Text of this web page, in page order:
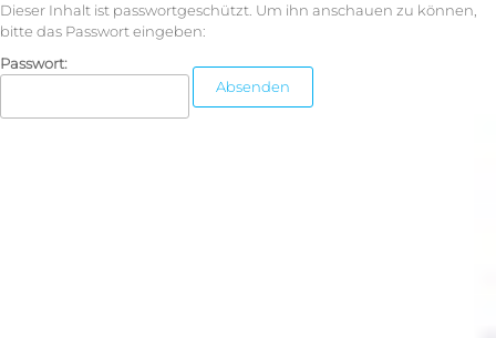
Dieser Inhalt ist passwortgeschützt. Um ihn anschauen zu können,
bitte das Passwort eingeben:
Passwort: